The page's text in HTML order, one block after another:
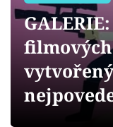
Videa
Sledujte